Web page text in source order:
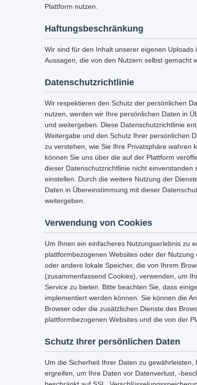
Plattform nutzen.
Haftungsbeschränkung
Wir sind für den Inhalt unserer eigenen
Aussagen, die von den Nutzern selbst gemacht
Datenschutzrichtlinie
Wir respektieren den Schutz der persönlichen
nutzen, werden wir Ihre persönlichen Daten in
und weitergeben. Diese Datenschutzrichtlinie
Weitergabe und den Schutz Ihrer persönlichen
zu verstehen, wie Sie Ihre Privatsphäre wahren
können Sie uns über die auf der Plattform
dieser Datenschutzrichtlinie nicht
einstellen. Durch die weitere Nutzung der
Daten in Übereinstimmung mit dieser
weitergeben.
Verwendung von Cookies
Um Ihnen ein einfacheres Nutzungserlebnis zu
plattformbezogenen Websites oder der
oder andere lokale Speicher, die von Ihrem
(zusammenfassend Cookies), verwenden, um
Service zu bieten. Bitte beachten Sie, dass
implementiert werden können. Sie können die
Browser oder die zusätzlichen Dienste des
plattformbezogenen Websites und die von der
Schutz Ihrer persönlichen Daten
Um die Sicherheit Ihrer Daten zu
ergreifen, um Ihre Daten vor Datenverlust, -